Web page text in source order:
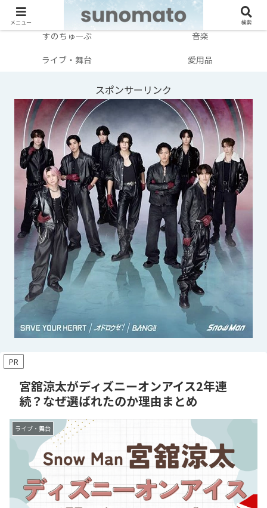
メンバー別
テレビ・映画
すのちゅーぶ
音楽
ライブ・舞台
愛用品
スポンサーリンク
PR
宮舘涼太がディズニーオンアイス2年連
続？なぜ選ばれたのか理由まとめ
ライブ・舞台
メニュー 検索